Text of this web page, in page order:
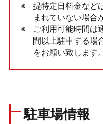
提特定日料金など
まれていない場合
ご利用可能時間は
間以上駐車する場
をお願い致します。
駐車場情報